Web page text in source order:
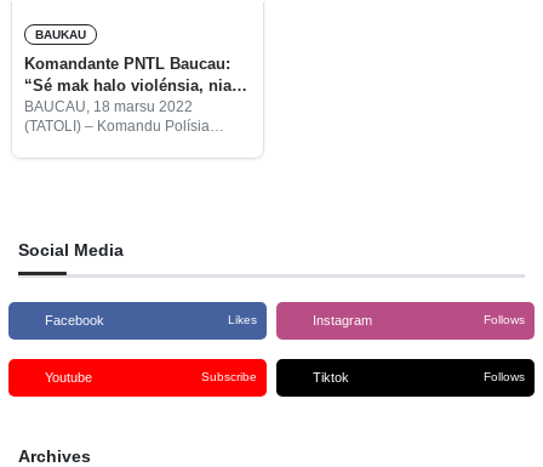
BAUKAU
Komandante PNTL Baucau:
“Sé mak halo violénsia, nia
mós simu violénsia”
BAUCAU, 18 marsu 2022
(TATOLI) – Komandu Polísia
Social Media
Facebook Likes Instagram Follows
Youtube Subscribe Tiktok Follows
Archives